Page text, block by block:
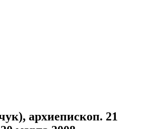
архиепископ. 21